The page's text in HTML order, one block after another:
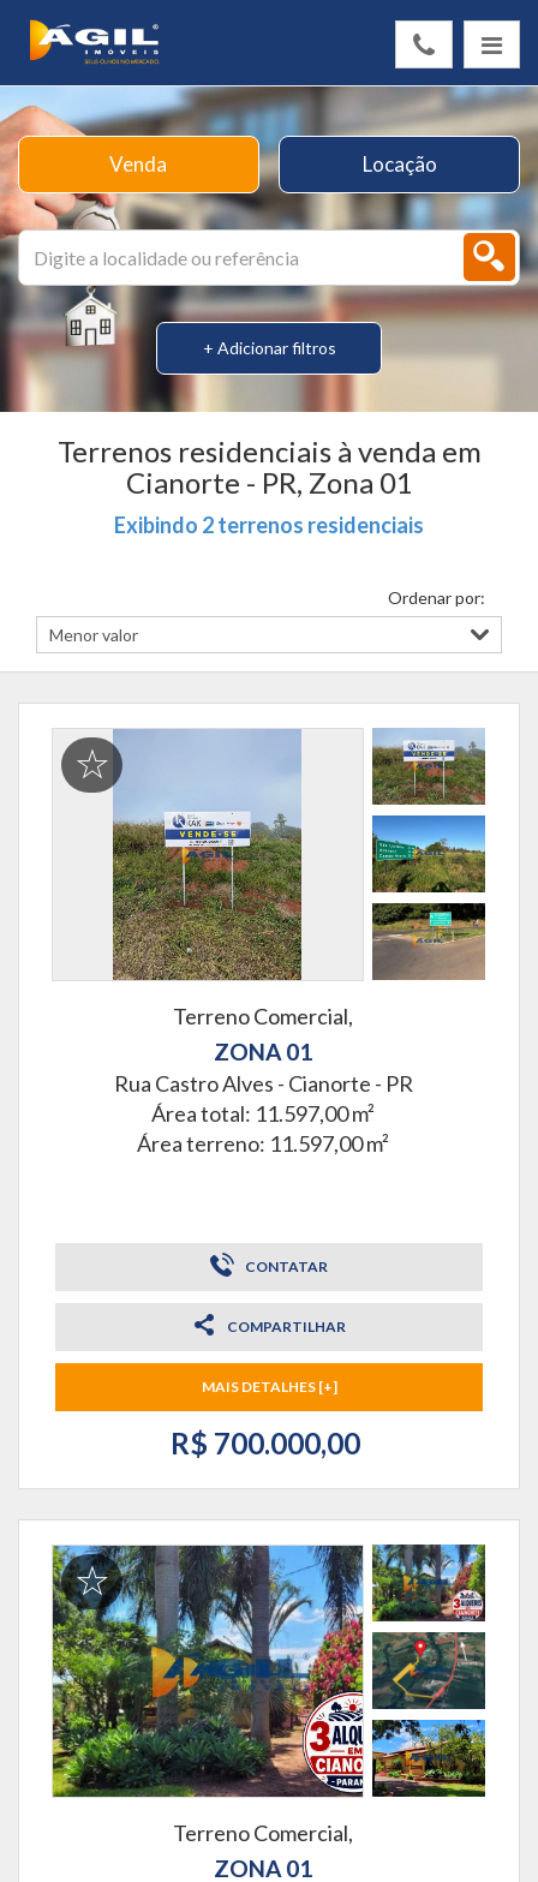
Venda Locação
+ Adicionar filtros
Terrenos residenciais à venda em
Cianorte - PR, Zona 01
Exibindo 2 terrenos residenciais
Ordenar por:
Terreno Comercial,
ZONA 01
Rua Castro Alves - Cianorte - PR
Área total: 11.597,00 m²
Área terreno: 11.597,00 m²
CONTATAR
COMPARTILHAR
MAIS DETALHES [+]
R$ 700.000,00
Terreno Comercial,
ZONA 01